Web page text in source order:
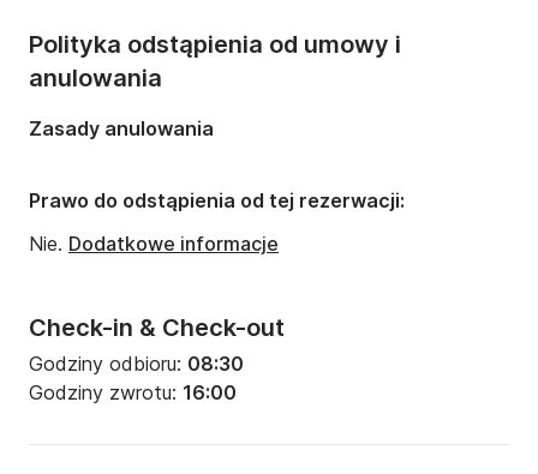
Check-in & Check-out
Godziny odbioru: 08:30
Godziny zwrotu: 16:00
Polityka odstąpienia od umowy i
anulowania
Zasady anulowania
Prawo do odstąpienia od tej rezerwacji:
Nie. Dodatkowe informacje